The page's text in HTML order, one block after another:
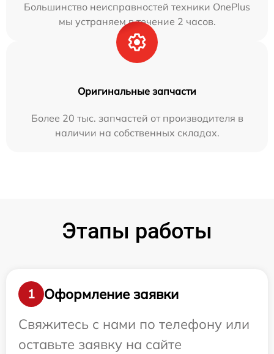
Большинство неисправностей техники OnePlus
мы устраняем в течение 2 часов.
Оригинальные запчасти
Более 20 тыс. запчастей от производителя в
наличии на собственных складах.
Этапы работы
1
Оформление заявки
Свяжитесь с нами по телефону или
оставьте заявку на сайте